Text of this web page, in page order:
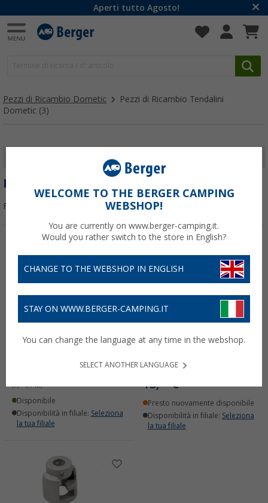
Aperti tutto Agosto!
Pezzi di Ricambio Dometic
Pezzi di Ricambio Tendalini
Dometic (3)
MOSTRA I FILTRI
PEZZI DI RICAMBIO TENDALINI DOMETIC
Filtrare per:
Dometic PW-SJ Gomma di
(7, € / m)
Disponibile
Disponibilità in filiale: Seleziona
la tua filiale
Kit cappuccio di
1 sinistro)
15, €
Presto nuovamente disponibile
Disponibilità in filiale: Seleziona
la tua filiale
WELCOME TO THE BERGER CAMPING
WEBSHOP!
You are currently on www.berger-camping.it.
Would you rather switch to the store in English?
CHANGE TO THE WEBSHOP IN ENGLISH
STAY ON WWW.BERGER-CAMPING.IT
You can change the language at any time in the webshop.
SELECT ANOTHER LANGUAGE